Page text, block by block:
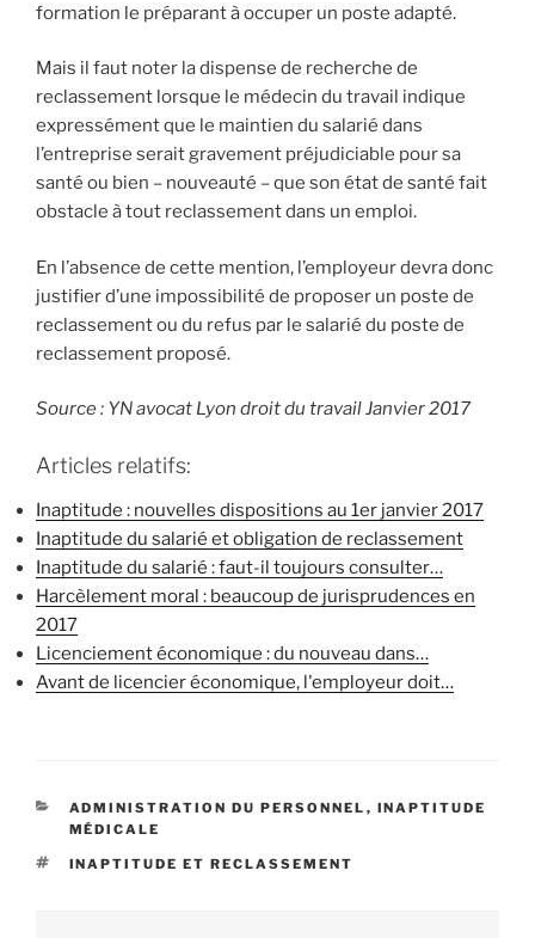
formation le préparant à occuper un poste adapté.
Mais il faut noter la dispense de recherche de
reclassement lorsque le médecin du travail indique
expressément que le maintien du salarié dans
l’entreprise serait gravement préjudiciable pour sa
santé ou bien – nouveauté – que son état de santé fait
obstacle à tout reclassement dans un emploi.
En l’absence de cette mention, l’employeur devra donc
justifier d’une impossibilité de proposer un poste de
reclassement ou du refus par le salarié du poste de
reclassement proposé.
Source : YN avocat Lyon droit du travail Janvier 2017
Articles relatifs:
Inaptitude : nouvelles dispositions au 1er janvier 2017
Inaptitude du salarié et obligation de reclassement
Inaptitude du salarié : faut-il toujours consulter…
Harcèlement moral : beaucoup de jurisprudences en
2017
Licenciement économique : du nouveau dans…
Avant de licencier économique, l'employeur doit…
CATÉGORIES
ADMINISTRATION DU PERSONNEL , INAPTITUDE
MÉDICALE
ÉTIQUETTES
INAPTITUDE ET RECLASSEMENT